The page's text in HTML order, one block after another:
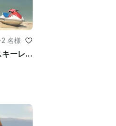
·2 名様
オーチョリオスのヤマハジェットスキーレンタル